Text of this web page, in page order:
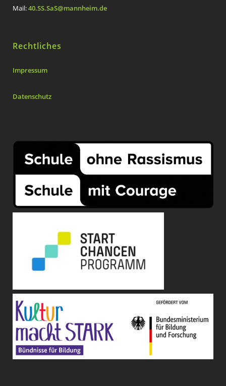
Mail:40.SS.SaS@mannheim.de
Rechtliches
Impressum
Datenschutz